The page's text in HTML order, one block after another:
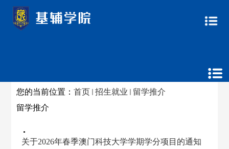
您的当前位置：首页 招生就业
留学推介
留学推介
关于2026年春季澳门科技大学学期学分项目的通知